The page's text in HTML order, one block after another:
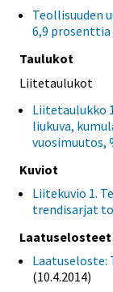
Teollisuuden
6,9 prosenttia
Taulukot
Liitetaulukot
Liitetaulukko
liukuva,
vuosimuutos,
Kuviot
Liitekuvio 1.
trendisarjat
Laatuselosteet
Laatuseloste:
(10.4.2014)